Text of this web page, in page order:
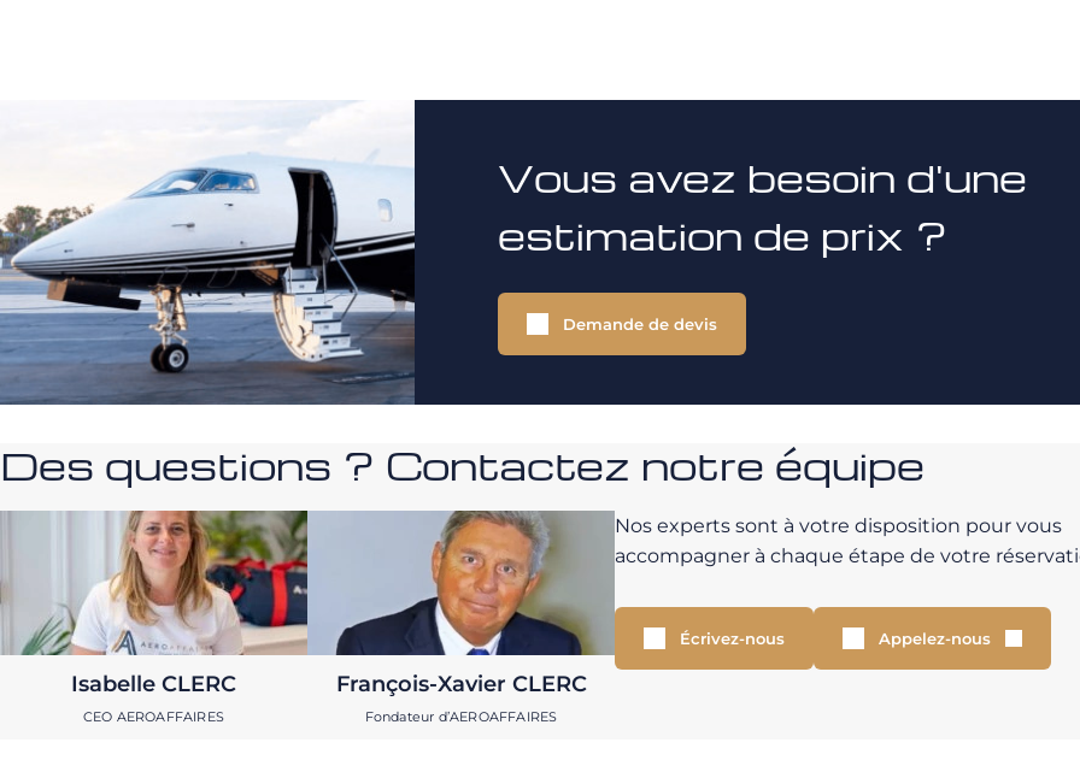
Vous avez besoin d'une
estimation de prix ?
Demande de devis
Des questions ? Contactez notre équipe
Isabelle CLERC
CEO AEROAFFAIRES
François-Xavier CLERC
Fondateur d’AEROAFFAIRES
Nos experts sont à votre disposition pour vous
accompagner à chaque étape de votre
Écrivez-nous Appelez-nous